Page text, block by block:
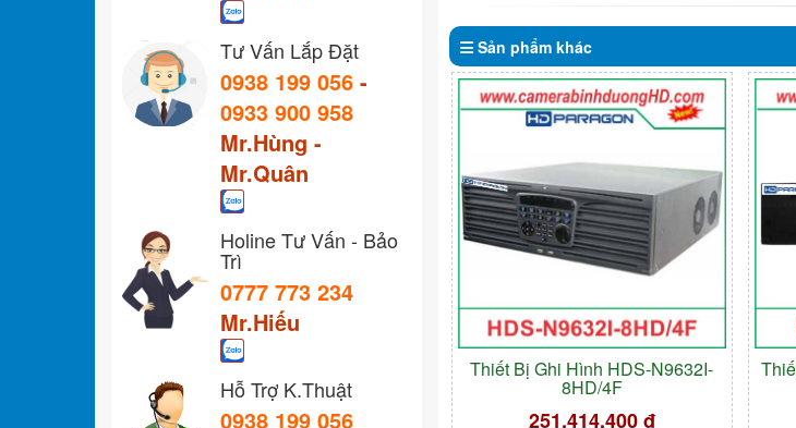
Sản phẩm khác
Thiết Bị Ghi Hình HDS-N9632I-
8HD/4F
251.414.400 đ
Tư Vấn Lắp Đặt
0938 199 056 -
0933 900 958
Mr.Hùng -
Mr.Quân
Holine Tư Vấn - Bảo
Trì
0777 773 234
Mr.Hiếu
Hỗ Trợ K.Thuật
0938 199 056